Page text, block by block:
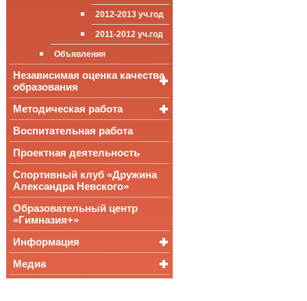
обучающихся
Стипендии и виды
поддержки обучающихся
Международное
сотрудничество
Организация питания в
образовательной
организации
2012-2013 уч.год
2011-2012 уч.год
Объявления
Независимая оценка качества
образования
Независимая оценка
качества подготовки
обучающихся
Всероссийские
проверочные
работы
Всероссийская
олимпиада
мониторинг системы
образования
Методическая работа
Уроки, мероприятия
Публикации
Материалы
педагогического форума
Воспитательная работа
Проектная деятельность
Спортивный клуб «Дружина
Александра Невского»
Образовательный центр
«Гимназия+»
Информация
Медиа